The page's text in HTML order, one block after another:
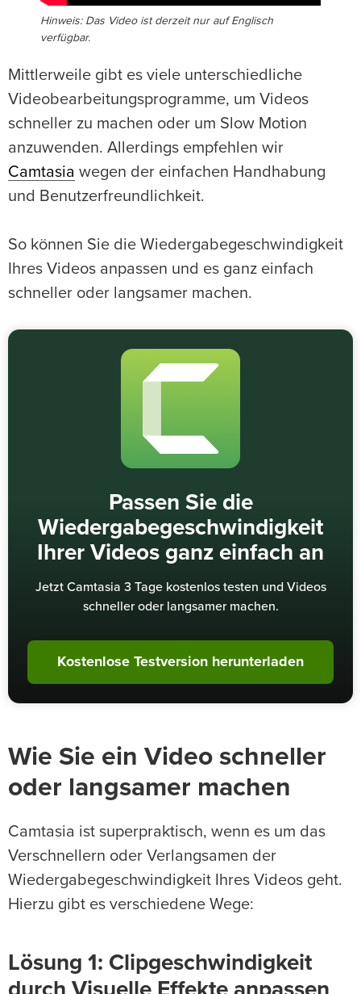
Hinweis: Das Video ist derzeit nur auf Englisch
verfügbar.
Mittlerweile gibt es viele unterschiedliche
Videobearbeitungsprogramme, um Videos
schneller zu machen oder um Slow Motion
anzuwenden. Allerdings empfehlen wir
Camtasia wegen der einfachen Handhabung
und Benutzerfreundlichkeit.
So können Sie die Wiedergabegeschwindigkeit
Ihres Videos anpassen und es ganz einfach
schneller oder langsamer machen.
Passen Sie die
Wiedergabegeschwindigkeit
Ihrer Videos ganz einfach an
Jetzt Camtasia 3 Tage kostenlos testen und Videos
schneller oder langsamer machen.
Kostenlose Testversion herunterladen
Wie Sie ein Video schneller
oder langsamer machen
Camtasia ist superpraktisch, wenn es um das
Verschnellern oder Verlangsamen der
Wiedergabegeschwindigkeit Ihres Videos geht.
Hierzu gibt es verschiedene Wege:
Lösung 1: Clipgeschwindigkeit